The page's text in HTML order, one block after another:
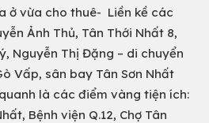
ở vừa cho thuê- Liền kề các
Ảnh Thủ, Tân Thới Nhất 8,
Nguyễn Thị Đặng – di chuyển
Vấp, sân bay Tân Sơn Nhất
là các điểm vàng tiện ích:
Bệnh viện Q.12, Chợ Tân